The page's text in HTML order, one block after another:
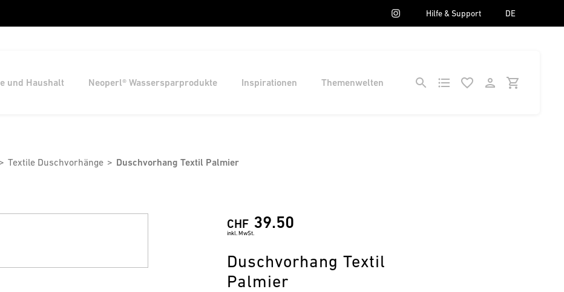
Hilfe & Support DE
und Haushalt Neoperl® Wassersparprodukte Inspirationen Themenwelten
Textile Duschvorhänge Duschvorhang Textil Palmier
CHF 39.50
inkl. MwSt.
Duschvorhang Textil
Palmier